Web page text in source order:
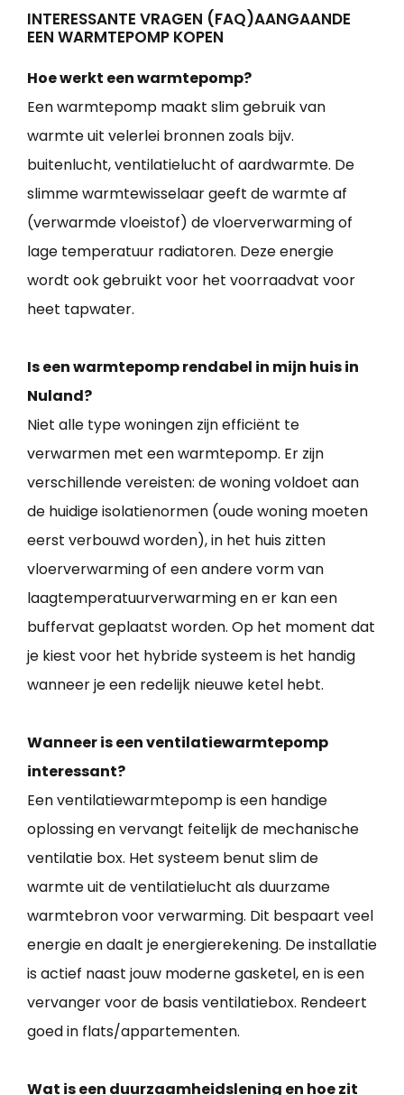
INTERESSANTE VRAGEN (FAQ)AANGAANDE
EEN WARMTEPOMP KOPEN
Hoe werkt een warmtepomp?
Een warmtepomp maakt slim gebruik van
warmte uit velerlei bronnen zoals bijv.
buitenlucht, ventilatielucht of aardwarmte. De
slimme warmtewisselaar geeft de warmte af
(verwarmde vloeistof) de vloerverwarming of
lage temperatuur radiatoren. Deze energie
wordt ook gebruikt voor het voorraadvat voor
heet tapwater.
Is een warmtepomp rendabel in mijn huis in
Nuland?
Niet alle type woningen zijn efficiënt te
verwarmen met een warmtepomp. Er zijn
verschillende vereisten: de woning voldoet aan
de huidige isolatienormen (oude woning moeten
eerst verbouwd worden), in het huis zitten
vloerverwarming of een andere vorm van
laagtemperatuurverwarming en er kan een
buffervat geplaatst worden. Op het moment dat
je kiest voor het hybride systeem is het handig
wanneer je een redelijk nieuwe ketel hebt.
Wanneer is een ventilatiewarmtepomp
interessant?
Een ventilatiewarmtepomp is een handige
oplossing en vervangt feitelijk de mechanische
ventilatie box. Het systeem benut slim de
warmte uit de ventilatielucht als duurzame
warmtebron voor verwarming. Dit bespaart veel
energie en daalt je energierekening. De installatie
is actief naast jouw moderne gasketel, en is een
vervanger voor de basis ventilatiebox. Rendeert
goed in flats/appartementen.
Wat is een duurzaamheidslening en hoe zit